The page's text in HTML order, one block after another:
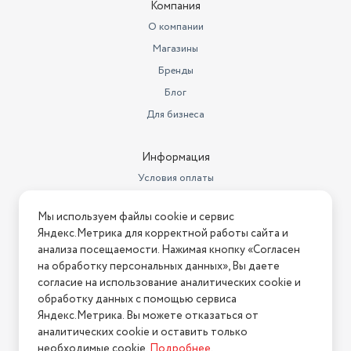
230
887.25
Инверторный
1.95
Ширина товара в упаковке, в
Длина товара в упаковке, в
метрах
0.7
Встраиваемая техника
нет
Вес без упаковки (кг)
64
Номер декларации
соответствия
ЕАЭС N RU Д-
KR.РА02.В.98202/24
Компания
О компании
Магазины
Бренды
Блог
Для бизнеса
Информация
Условия оплаты
Условия возврата
Нашли ошибку на сайте? Напишите нам
2026 © Интернет-магазин "АстМаркет". У нас есть всё!
Политика конфиденциальности
Мы используем файлы cookie и сервис
Яндекс.Метрика для корректной работы сайта и
анализа посещаемости. Нажимая кнопку «Согласен
на обработку персональных данных», Вы даете
согласие на использование аналитических cookie и
обработку данных с помощью сервиса
Яндекс.Метрика. Вы можете отказаться от
аналитических cookie и оставить только